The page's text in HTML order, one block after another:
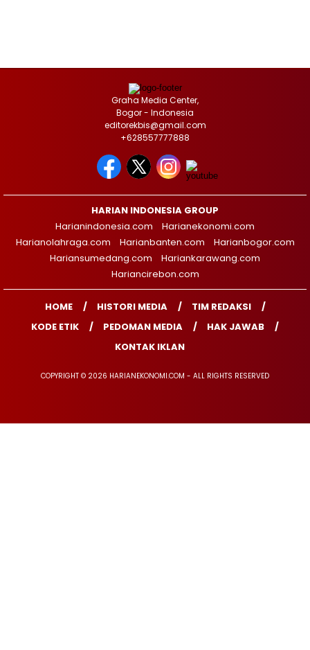
Graha Media Center,
Bogor - Indonesia
editorekbis@gmail.com
+628557777888
HARIAN INDONESIA GROUP
Harianindonesia.com
Harianekonomi.com
Harianolahraga.com
Harianbanten.com
Harianbogor.com
Hariansumedang.com
Hariankarawang.com
Hariancirebon.com
HOME HISTORI MEDIA
TIM REDAKSI
KODE ETIK
PEDOMAN MEDIA
HAK JAWAB
KONTAK IKLAN
COPYRIGHT © 2026 HARIANEKONOMI.COM - ALL RIGHTS RESERVED